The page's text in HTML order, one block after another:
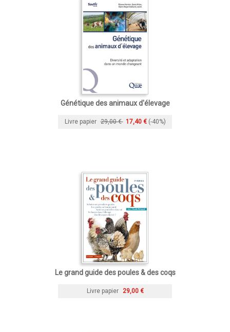
Génétique des animaux d'élevage
Livre papier 29,00 € 17,40 € (-40%)
Le grand guide des poules & des coqs
Livre papier 29,00 €